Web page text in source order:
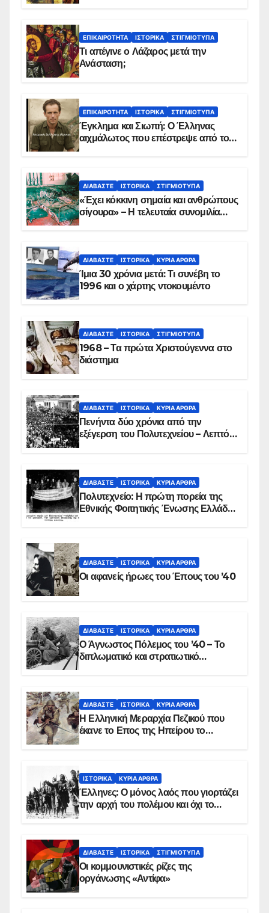
ΕΠΙΚΑΙΡΌΤΗΤΑ ΙΣΤΟΡΙΚΆ ΣΤΙΓΜΙΌΤΥΠΑ
Τι απέγινε ο Λάζαρος μετά την
Ανάσταση;
ΕΠΙΚΑΙΡΌΤΗΤΑ ΙΣΤΟΡΙΚΆ ΣΤΙΓΜΙΌΤΥΠΑ
Έγκλημα και Σιωπή: Ο Έλληνας
αιχμάλωτος που επέστρεψε από το
ΔΙΑΒΆΣΤΕ ΙΣΤΟΡΙΚΆ ΣΤΙΓΜΙΌΤΥΠΑ
«Έχει κόκκινη σημαία και ανθρώπους
σίγουρα» – Η τελευταία συνομιλία
ΔΙΑΒΆΣΤΕ ΙΣΤΟΡΙΚΆ ΚΥΡΙΑ ΑΡΘΡΑ
Ίμια 30 χρόνια μετά: Τι συνέβη το
1996 και ο χάρτης ντοκουμέντο
ΔΙΑΒΆΣΤΕ ΙΣΤΟΡΙΚΆ ΣΤΙΓΜΙΌΤΥΠΑ
1968 – Τα πρώτα Χριστούγεννα στο
διάστημα
ΔΙΑΒΆΣΤΕ ΙΣΤΟΡΙΚΆ ΚΥΡΙΑ ΑΡΘΡΑ
Πενήντα δύο χρόνια από την
εξέγερση του Πολυτεχνείου – Λεπτό
ΔΙΑΒΆΣΤΕ ΙΣΤΟΡΙΚΆ ΚΥΡΙΑ ΑΡΘΡΑ
Πολυτεχνείο: Η πρώτη πορεία της
Εθνικής Φοιτητικής Ένωσης Ελλάδος
ΔΙΑΒΆΣΤΕ ΙΣΤΟΡΙΚΆ ΚΥΡΙΑ ΑΡΘΡΑ
Οι αφανείς ήρωες του Έπους του ’40
ΔΙΑΒΆΣΤΕ ΙΣΤΟΡΙΚΆ ΚΥΡΙΑ ΑΡΘΡΑ
Ο Άγνωστος Πόλεμος του ’40 – Το
διπλωματικό και στρατιωτικό
ΔΙΑΒΆΣΤΕ ΙΣΤΟΡΙΚΆ ΚΥΡΙΑ ΑΡΘΡΑ
Η Ελληνική Μεραρχία Πεζικού που
έκανε το Επος της Ηπείρου το
ΙΣΤΟΡΙΚΆ ΚΥΡΙΑ ΑΡΘΡΑ
Έλληνες: Ο μόνος λαός που γιορτάζει
την αρχή του πολέμου και όχι το
ΔΙΑΒΆΣΤΕ ΙΣΤΟΡΙΚΆ ΣΤΙΓΜΙΌΤΥΠΑ
Οι κομμουνιστικές ρίζες της
οργάνωσης «Αντίφα»